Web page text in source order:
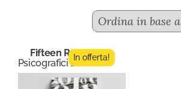
Fifteen Roma
Psicografici Editore
In offerta!